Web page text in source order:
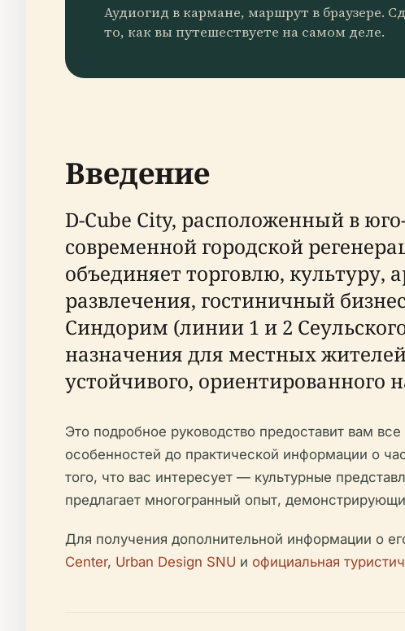
Аудиогид в кармане, маршрут в браузере.
то, как вы путешествуете на самом деле.
Введение
D-Cube City, расположенный в
современной городской
объединяет торговлю, культуру,
развлечения, гостиничный
Синдорим (линии 1 и 2
назначения для местных
устойчивого, ориентированного
Это подробное руководство предоставит вам
особенностей до практической информации о
того, что вас интересует — культурные
предлагает многогранный опыт,
Для получения дополнительной информации о
Center, Urban Design SNU и официальная